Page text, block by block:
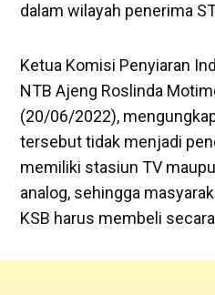
dalam wilayah penerima
Ketua Komisi Penyiaran
NTB Ajeng Roslinda
(20/06/2022),
tersebut tidak menjadi
memiliki stasiun TV
analog, sehingga
KSB harus membeli